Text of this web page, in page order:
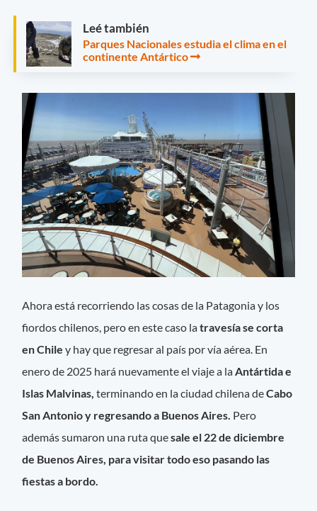
Leé también
Parques Nacionales estudia el clima en el
continente Antártico
Ahora está recorriendo las cosas de la Patagonia y los
fiordos chilenos, pero en este caso latravesía se corta
en Chiley hay que regresar al país por vía aérea. En
enero de 2025 hará nuevamente el viaje a laAntártida e
Islas Malvinas, terminando en la ciudad chilena deCabo
San Antonio y regresando a Buenos Aires. Pero
además sumaron una ruta quesale el 22 de diciembre
de Buenos Aires, para visitar todo eso pasando las
fiestas a bordo.